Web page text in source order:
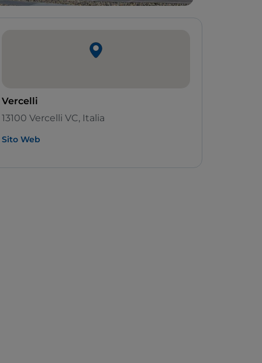
Vercelli
13100 Vercelli VC, Italia
Sito Web